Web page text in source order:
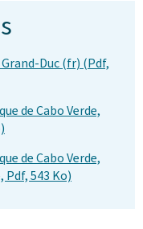
Duc (fr) (Pdf,
de Cabo Verde,
de Cabo Verde,
543 Ko)